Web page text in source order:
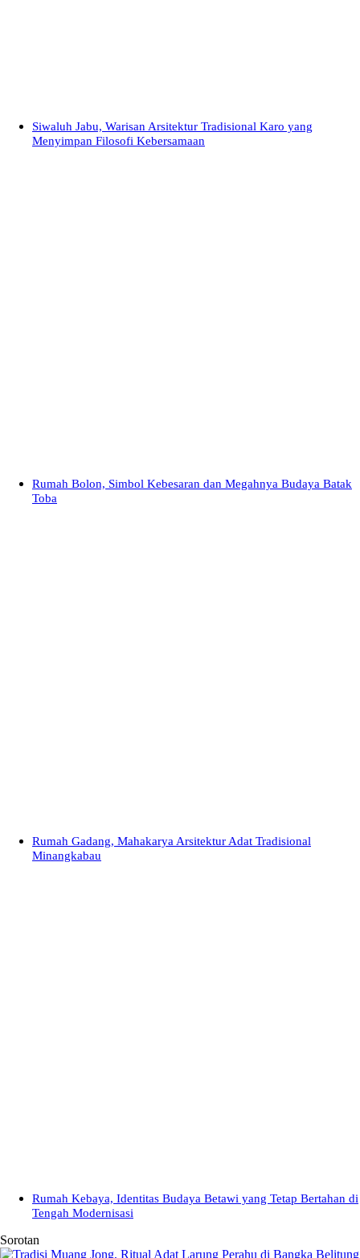
Siwaluh Jabu, Warisan Arsitektur Tradisional Karo yang
Menyimpan Filosofi Kebersamaan
Rumah Bolon, Simbol Kebesaran dan Megahnya Budaya Batak
Toba
Rumah Gadang, Mahakarya Arsitektur Adat Tradisional
Minangkabau
Rumah Kebaya, Identitas Budaya Betawi yang Tetap Bertahan di
Tengah Modernisasi
Sorotan